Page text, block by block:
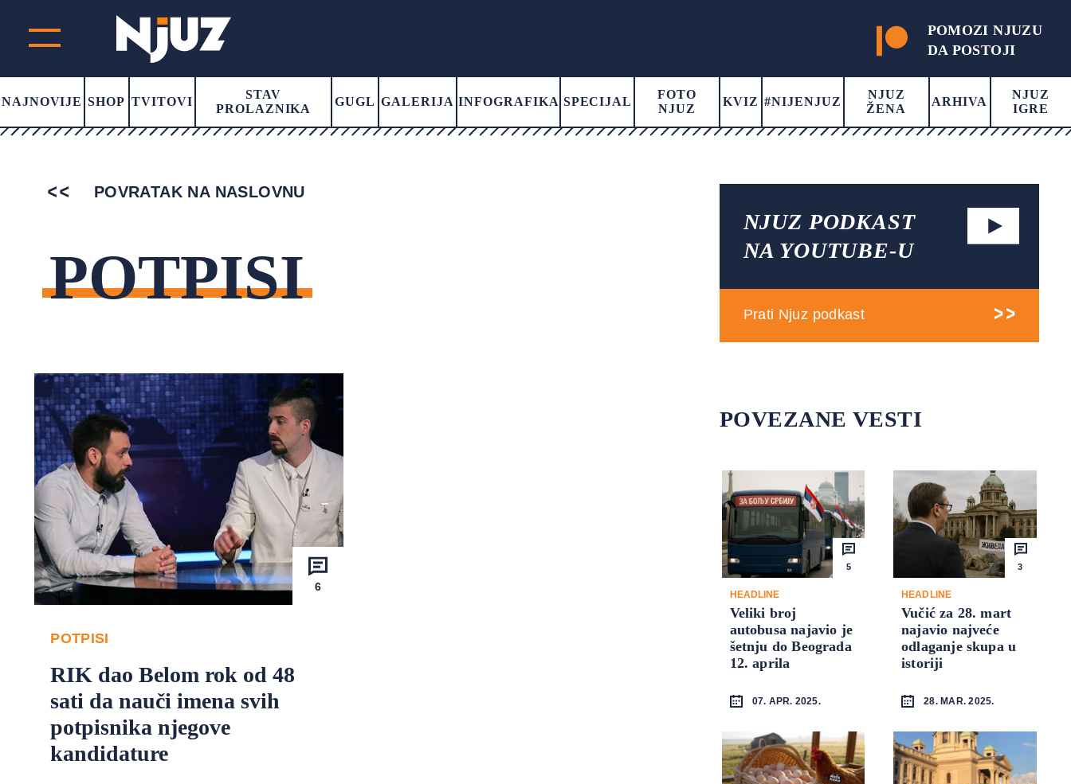
POMOZI NJUZU
DA POSTOJI
NAJNOVIJE SHOP TVITOVI
STAV
PROLAZNIKA
GUGL GALERIJA INFOGRAFIKA SPECIJAL
FOTO
NJUZ
KVIZ #NIJENJUZ
NJUZ
ŽENA
ARHIVA
NJUZ
IGRE
POVRATAK NA NASLOVNU
POTPISI
6
POTPISI
RIK dao Belom rok od 48
sati da nauči imena svih
potpisnika njegove
kandidature
NJUZ PODKAST
NA YOUTUBE-U
Prati Njuz podkast
POVEZANE VESTI
5
HEADLINE
Veliki broj
autobusa najavio je
šetnju do Beograda
12. aprila
07. APR. 2025.
3
HEADLINE
Vučić za 28. mart
najavio najveće
odlaganje skupa u
istoriji
28. MAR. 2025.